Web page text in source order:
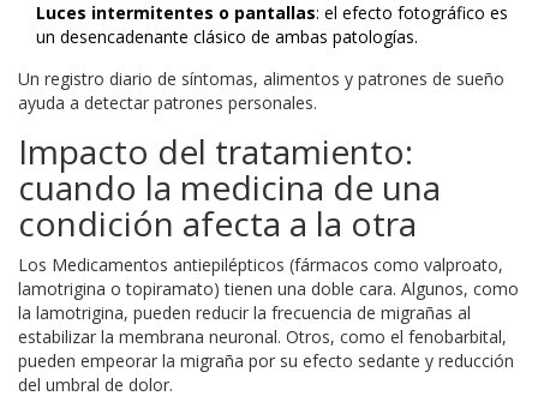
Luces intermitentes o pantallas: el efecto fotográfico es
un desencadenante clásico de ambas patologías.
Un registro diario de síntomas, alimentos y patrones de sueño
ayuda a detectar patrones personales.
Impacto del tratamiento:
cuando la medicina de una
condición afecta a la otra
Los Medicamentos antiepilépticos (fármacos como valproato,
lamotrigina o topiramato) tienen una doble cara. Algunos, como
la lamotrigina, pueden reducir la frecuencia de migrañas al
estabilizar la membrana neuronal. Otros, como el fenobarbital,
pueden empeorar la migraña por su efecto sedante y reducción
del umbral de dolor.